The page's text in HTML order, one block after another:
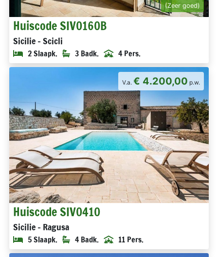
(Zeer goed)
Huiscode SIV0160B
Sicilie - Scicli
2 Slaapk. 3 Badk. 4 Pers.
V.a. € 4.200,00 p.w.
Huiscode SIV0410
Sicilie - Ragusa
5 Slaapk. 4 Badk. 11 Pers.